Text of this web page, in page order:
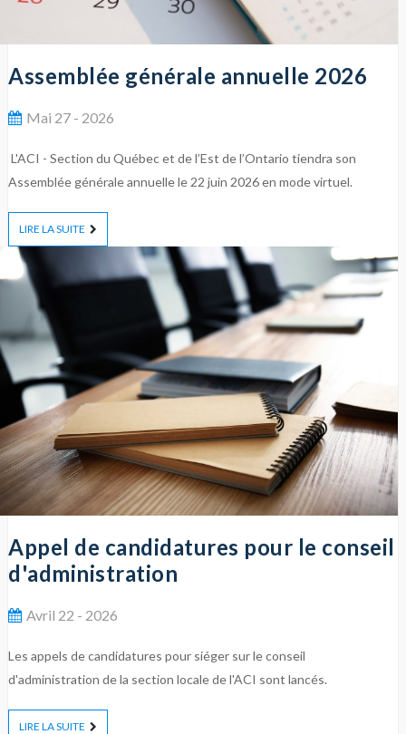
Assemblée générale annuelle 2026
Mai 27 - 2026
L'ACI - Section du Québec et de l’Est de l’Ontario tiendra son
Assemblée générale annuelle le 22 juin 2026 en mode virtuel.
LIRE LA SUITE
Appel de candidatures pour le conseil
d'administration
Avril 22 - 2026
Les appels de candidatures pour siéger sur le conseil
d'administration de la section locale de l'ACI sont lancés.
LIRE LA SUITE